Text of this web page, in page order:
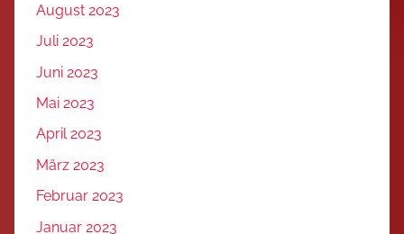
August 2023
Juli 2023
Juni 2023
Mai 2023
April 2023
März 2023
Februar 2023
Januar 2023